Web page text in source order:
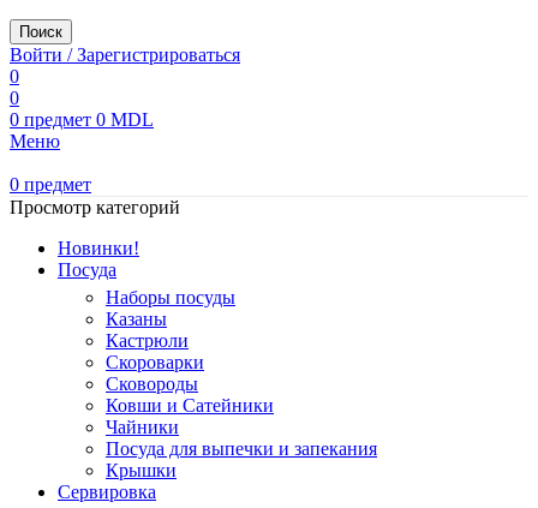
Поиск
Войти / Зарегистрироваться
0
0
0 предмет 0 MDL
Меню
0 предмет
Просмотр категорий
Новинки!
Посуда
Наборы посуды
Казаны
Кастрюли
Скороварки
Сковороды
Ковши и Сатейники
Чайники
Посуда для выпечки и запекания
Крышки
Сервировка